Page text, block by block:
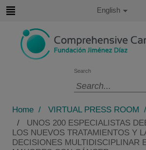
content
Search
Active
English
Home / VIRTUAL PRESS ROOM
/ UNOS 200 ESPECIALISTAS
LOS NUEVOS TRATAMIENTOS Y
DECISIONES MULTIDISCIPLINAR